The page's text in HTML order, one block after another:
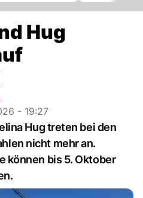
Hug
- 19:27
Hug treten bei den
nicht mehr an.
können bis 5. Oktober